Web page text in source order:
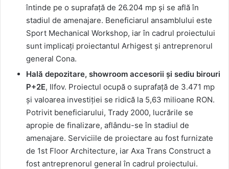
întinde pe o suprafață de 26.204 mp și se află în
stadiul de amenajare. Beneficiarul ansamblului este
Sport Mechanical Workshop, iar în cadrul proiectului
sunt implicați proiectantul Arhigest și antreprenorul
general Cona.
Hală depozitare, showroom accesorii și sediu birouri
P+2E, Ilfov. Proiectul ocupă o suprafață de 3.471 mp
și valoarea investiției se ridică la 5,63 milioane RON.
Potrivit beneficiarului, Trady 2000, lucrările se
apropie de finalizare, aflându-se în stadiul de
amenajare. Serviciile de proiectare au fost furnizate
de 1st Floor Architecture, iar Axa Trans Construct a
fost antreprenorul general în cadrul proiectului.